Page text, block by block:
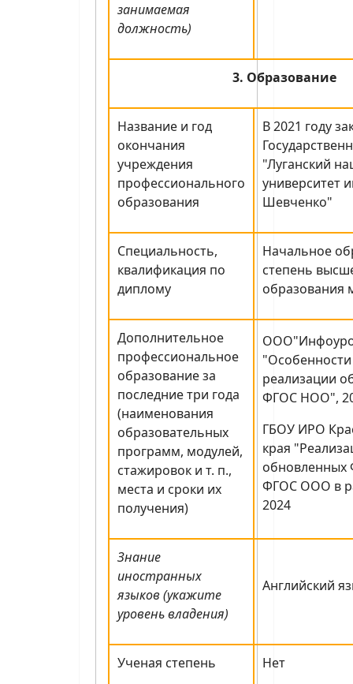
занимаемая
должность)
3. Образование
Название и год
окончания
учреждения
профессионального
образования
В 2021 году
"Луганский
университет
Шевченко"
Специальность,
квалификация по
диплому
Начальное
степень
образования
Дополнительное
профессиональное
образование за
последние три года
(наименования
образовательных
программ, модулей,
стажировок и т. п.,
места и сроки их
получения)
реализации
ФГОС НОО",
ГБОУ ИРО
края
ФГОС ООО в
2024
Знание
иностранных
языков (укажите
уровень владения)
Английский
Ученая степень Нет